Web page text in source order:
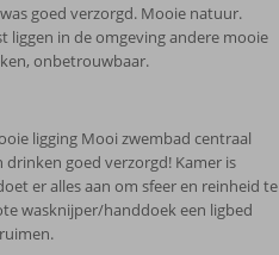
goed verzorgd. Mooie natuur.
liggen in de omgeving andere mooie
onbetrouwbaar.
ligging Mooi zwembad centraal
goed verzorgd! Kamer is
er alles aan om sfeer en reinheid te
wasknijper/handdoek een ligbed